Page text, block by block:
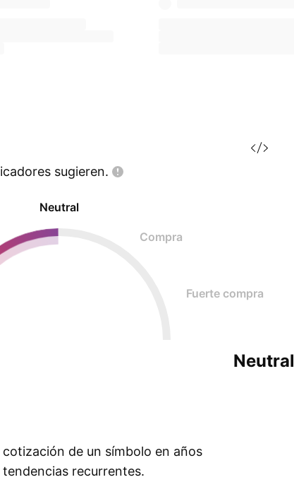
sugieren.
Neutral
Compra
Fuerte compra
Neutral
de un símbolo en años
recurrentes.